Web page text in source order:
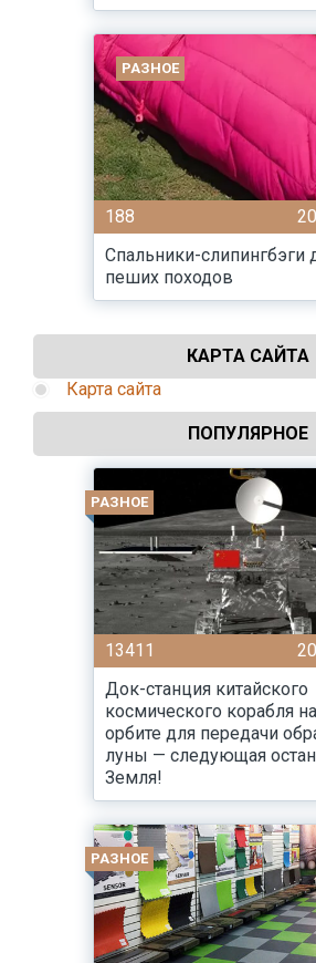
РАЗНОЕ
188
Спальники-слипингбэги
пеших походов
КАРТА САЙТА
Карта сайта
ПОПУЛЯРНОЕ
РАЗНОЕ
13411
Док-станция китайского
космического корабля
орбите для передачи
луны — следующая
Земля!
РАЗНОЕ